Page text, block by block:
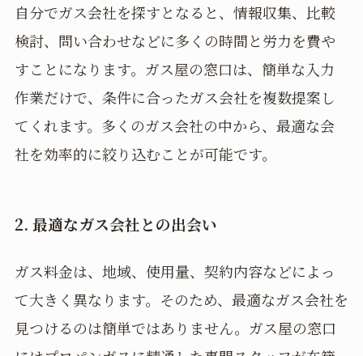
自分でガス会社を探すとなると、情報収集、比較
検討、問い合わせなどに多くの時間と労力を費や
すことになります。ガス屋の窓口は、簡単な入力
作業だけで、条件に合ったガス会社を複数提案し
てくれます。多くのガス会社の中から、最適な会
社を効率的に絞り込むことが可能です。
2. 最適なガス会社との出会い
ガス料金は、地域、使用量、契約内容などによっ
て大きく異なります。そのため、最適なガス会社を
見つけるのは簡単ではありません。ガス屋の窓口